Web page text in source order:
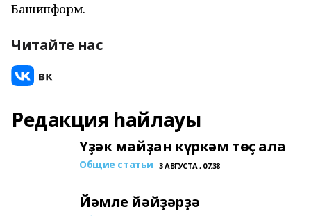
Башинформ.
Читайте нас
Редакция һайлауы
Үҙәк майҙан күркәм төҫ ала
Общие статьи 3 АВГУСТА , 07:38
Йәмле йәйҙәрҙә